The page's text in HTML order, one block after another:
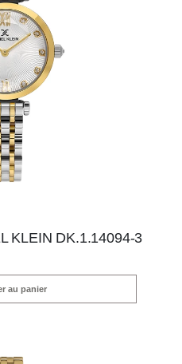
KLEIN DK.1.14094-3
au panier